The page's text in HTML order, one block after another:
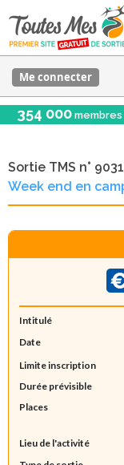
Me connecter
354 000 membres
Sortie TMS n°
Week end en
Intitulé
Date
Limite inscription
Durée prévisible
Places
Lieu de l'activité